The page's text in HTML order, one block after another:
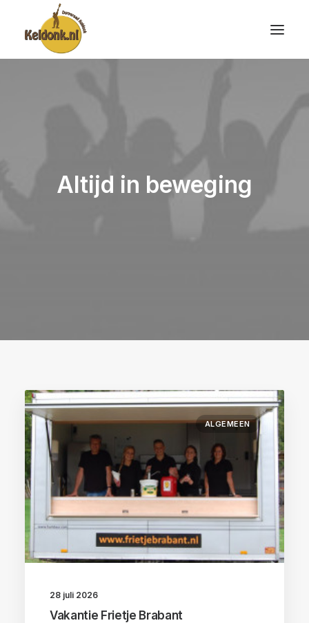
Altijd in beweging
ALGEMEEN
28 juli 2026
Vakantie Frietje Brabant